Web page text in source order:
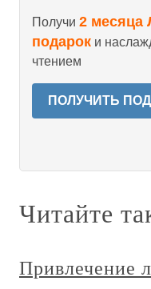
Получи 2 месяца
подарок и
чтением
ПОЛУЧИТЬ
Читайте
Привлечение